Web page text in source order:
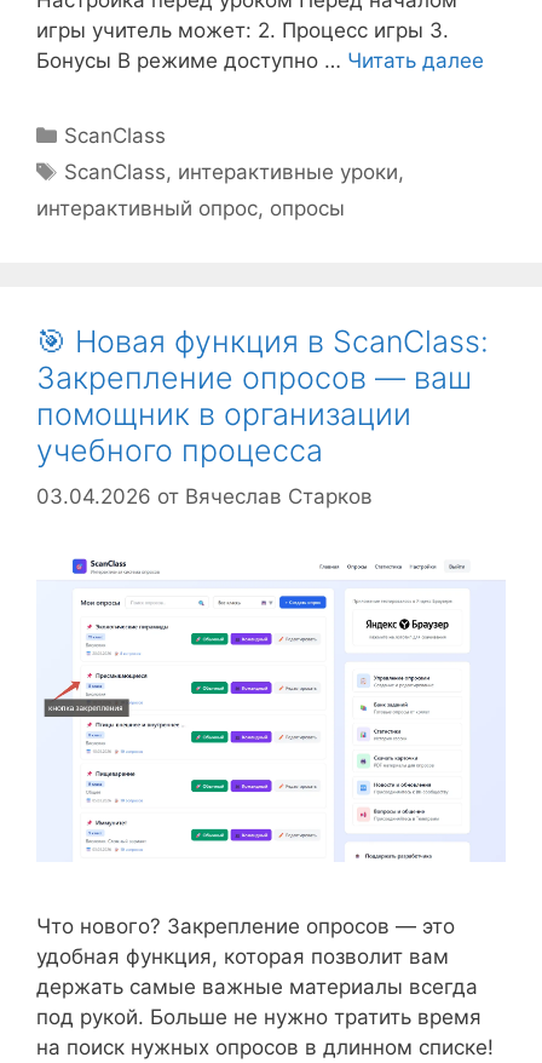
игры учитель может: 2. Процесс игры 3.
Бонусы В режиме доступно … Читать далее
Рубрики
ScanClass
Метки
ScanClass, интерактивные уроки,
интерактивный опрос, опросы
🎯 Новая функция в ScanClass:
Закрепление опросов — ваш
помощник в организации
учебного процесса
03.04.2026 от Вячеслав Старков
Что нового? Закрепление опросов — это
удобная функция, которая позволит вам
держать самые важные материалы всегда
под рукой. Больше не нужно тратить время
на поиск нужных опросов в длинном списке!